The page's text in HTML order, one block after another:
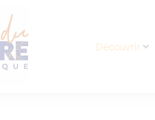
Découvrir